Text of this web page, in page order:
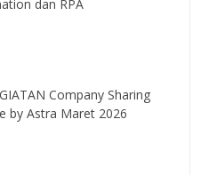
dan RPA
Company Sharing
by Astra Maret 2026